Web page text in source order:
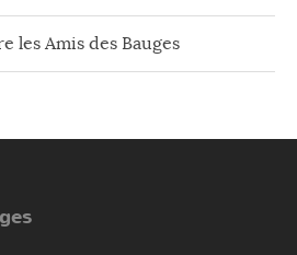
les Amis des Bauges